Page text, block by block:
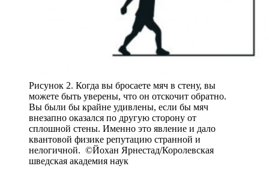
Рисунок 2. Когда вы бросаете мяч в стену, вы
можете быть уверены, что он отскочит обратно.
Вы были бы крайне удивлены, если бы мяч
внезапно оказался по другую сторону от
сплошной стены. Именно это явление и дало
квантовой физике репутацию странной и
нелогичной. ©Йохан Ярнестад/Королевская
шведская академия наук